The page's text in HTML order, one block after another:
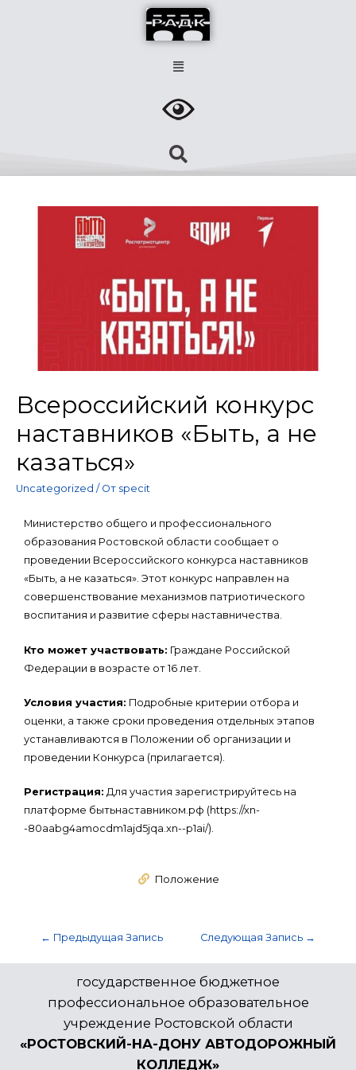
Всероссийский конкурс
наставников «Быть, а не
казаться»
Uncategorized / От specit
Министерство общего и профессионального
образования Ростовской области сообщает о
проведении Всероссийского конкурса наставников
«Быть, а не казаться». Этот конкурс направлен на
совершенствование механизмов патриотического
воспитания и развитие сферы наставничества.
Кто может участвовать: Граждане Российской
Федерации в возрасте от 16 лет.
Условия участия: Подробные критерии отбора и
оценки, а также сроки проведения отдельных этапов
устанавливаются в Положении об организации и
проведении Конкурса (прилагается).
Регистрация: Для участия зарегистрируйтесь на
платформе бытьнаставником.рф (https://xn-
-80aabg4amocdm1ajd5jqa.xn--p1ai/).
Положение
← Предыдущая Запись Следующая Запись →
государственное бюджетное
профессиональное образовательное
учреждение Ростовской области
«РОСТОВСКИЙ-НА-ДОНУ АВТОДОРОЖНЫЙ
КОЛЛЕДЖ»